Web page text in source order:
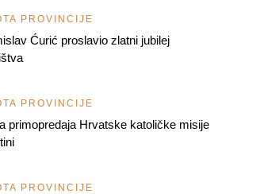
PROVINCIJE
Ćurić proslavio zlatni jubilej
PROVINCIJE
primopredaja Hrvatske katoličke misije
PROVINCIJE